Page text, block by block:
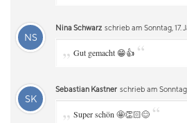
NS
Nina Schwarz schrieb am Sonntag, 17.
„ Gut gemacht 😁👍 “
SK
Sebastian Kastner schrieb am
„ Super schön 🤩👏🏻😊 “